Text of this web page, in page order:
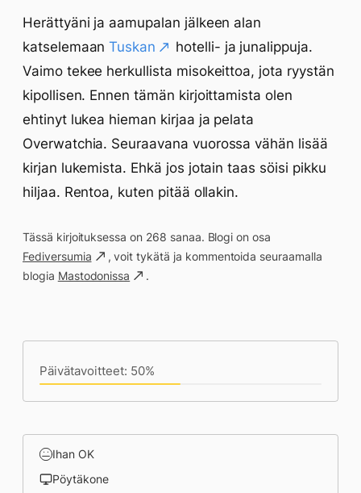
Herättyäni ja aamupalan jälkeen alan
katselemaanTuskan
hotelli- ja junalippuja.
Vaimo tekee herkullista misokeittoa, jota ryystän
kipollisen. Ennen tämän kirjoittamista olen
ehtinyt lukea hieman kirjaa ja pelata
Overwatchia. Seuraavana vuorossa vähän lisää
kirjan lukemista. Ehkä jos jotain taas söisi pikku
hiljaa. Rentoa, kuten pitää ollakin.
Tässä kirjoituksessa on 268 sanaa. Blogi on osa
Fediversumia
, voit tykätä ja kommentoida seuraamalla
blogia Mastodonissa .
Päivätavoitteet: 50%
Ihan OK
Pöytäkone